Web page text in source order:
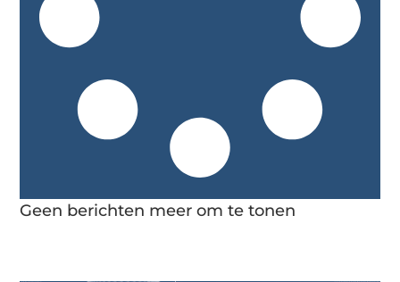
Geen berichten meer om te tonen